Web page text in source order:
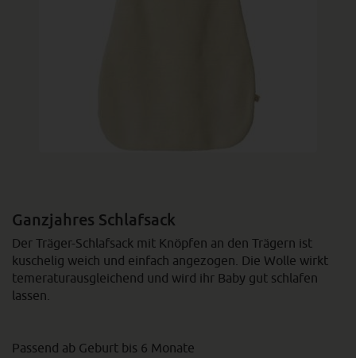
Ganzjahres Schlafsack
Der Träger-Schlafsack mit Knöpfen an den Trägern ist
kuschelig weich und einfach angezogen. Die Wolle wirkt
temeraturausgleichend und wird ihr Baby gut schlafen
lassen.
Passend ab Geburt bis 6 Monate